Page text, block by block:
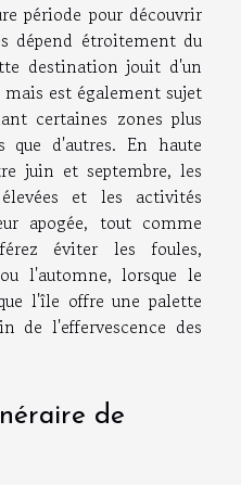
période pour découvrir
dépend étroitement du
destination jouit d'un
est également sujet
certaines zones plus
que d'autres. En haute
juin et septembre, les
et les activités
apogée, tout comme
éviter les foules,
l'automne, lorsque le
l'île offre une palette
de l'effervescence des
de